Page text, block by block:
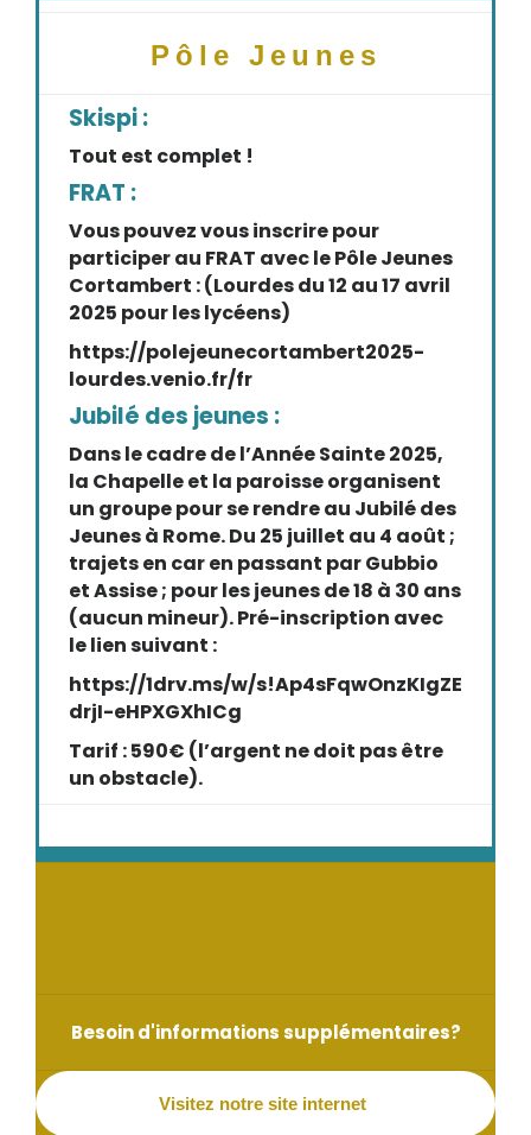
Pôle Jeunes
Skispi :
Tout est complet !
FRAT :
Vous pouvez vous inscrire pour
participer au FRAT avec le Pôle Jeunes
Cortambert : (Lourdes du 12 au 17 avril
2025 pour les lycéens)
https://polejeunecortambert2025-
lourdes.venio.fr/fr
Jubilé des jeunes :
Dans le cadre de l’Année Sainte 2025,
la Chapelle et la paroisse organisent
un groupe pour se rendre au Jubilé des
Jeunes à Rome. Du 25 juillet au 4 août ;
trajets en car en passant par Gubbio
et Assise ; pour les jeunes de 18 à 30 ans
(aucun mineur). Pré-inscription avec
le lien suivant :
https://1drv.ms/w/s!Ap4sFqwOnzKIgZE
drjI-eHPXGXhICg
Tarif : 590€ (l’argent ne doit pas être
un obstacle).
Besoin d'informations supplémentaires?
Visitez notre site internet